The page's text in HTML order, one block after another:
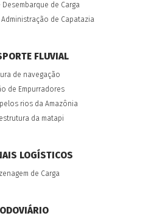
Desembarque de Carga
de Capatazia
FLUVIAL
de navegação
de Empurradores
rios da Amazônia
da matapi
LOGÍSTICOS
de Carga